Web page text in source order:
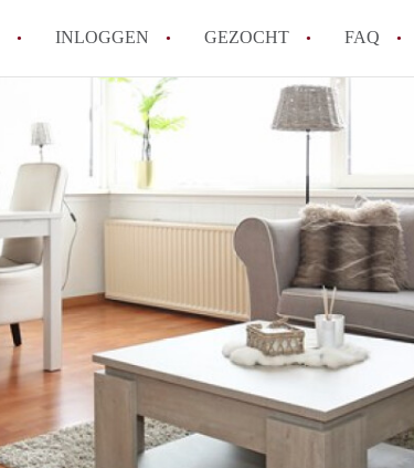
INLOGGEN GEZOCHT FAQ
How to translate AppartementHaarlem!
Wat is AppartementHaarlem?
Hoeveel kost het om te reageren op een
Wat is de privacyverklaring van
Berekent AppartementHaarlem
makelaarsvergoeding/
Alle veelgestelde vragen